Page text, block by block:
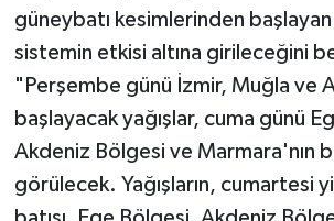
güneybatı kesimlerinden başlayan
sistemin etkisi altına girileceğini
"Perşembe günü İzmir, Muğla ve
başlayacak yağışlar, cuma günü
Akdeniz Bölgesi ve Marmara'nın
görülecek. Yağışların, cumartesi